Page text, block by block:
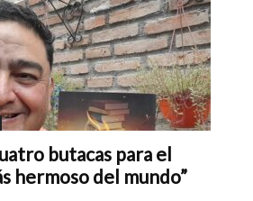
butacas para el
hermoso del mundo”